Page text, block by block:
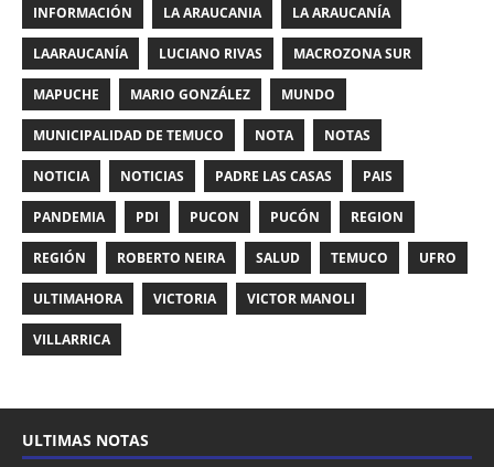
INFORMACIÓN LA ARAUCANIA LA ARAUCANÍA
LAARAUCANÍA LUCIANO RIVAS MACROZONA SUR
MAPUCHE MARIO GONZÁLEZ MUNDO
MUNICIPALIDAD DE TEMUCO NOTA NOTAS
NOTICIA NOTICIAS PADRE LAS CASAS PAIS
PANDEMIA PDI PUCON PUCÓN REGION
REGIÓN ROBERTO NEIRA SALUD TEMUCO UFRO
ULTIMAHORA VICTORIA VICTOR MANOLI
VILLARRICA
ULTIMAS NOTAS